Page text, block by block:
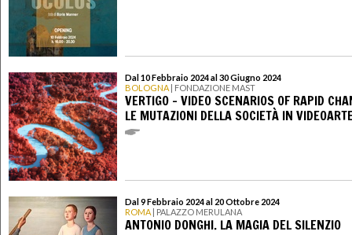
Dal 10 Febbraio 2024 al 30 Giugno 2024
BOLOGNA | FONDAZIONE MAST
VERTIGO – VIDEO SCENARIOS OF RAPID
LE MUTAZIONI DELLA SOCIETÀ IN
Dal 9 Febbraio 2024 al 20 Ottobre 2024
ROMA | PALAZZO MERULANA
ANTONIO DONGHI. LA MAGIA DEL SILENZIO